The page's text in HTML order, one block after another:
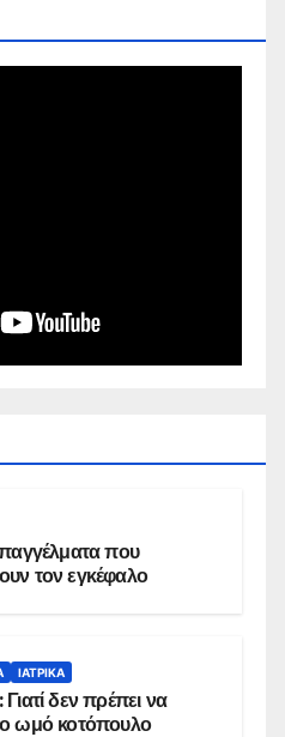
που
τον εγκέφαλο
ΙΑΤΡΙΚΆ
δεν πρέπει να
ωμό κοτόπουλο